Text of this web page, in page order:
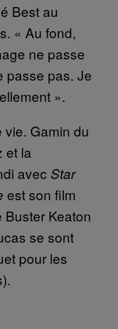
Best au
« Au fond,
ne passe
passe pas. Je
».
vie. Gamin du
et la
avec Star
est son film
Buster Keaton
se sont
pour les